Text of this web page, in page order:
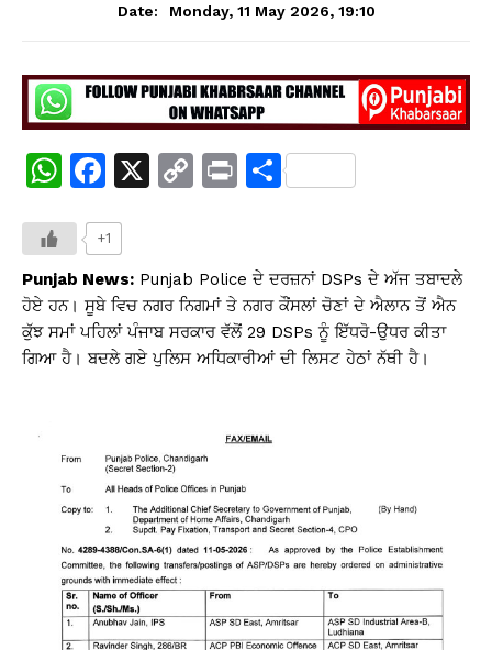
Date:
Monday, 11 May 2026, 19:10
W
at
s
A
p
F
c
e
b
o
X
C
y
Li
n
Pr S
e
+1
Punjab News: Punjab Police ਦੇ ਦਰਜ਼ਨਾਂ DSPs ਦੇ ਅੱਜ ਤਬਾਦਲੇ
ਹੋਏ ਹਨ। ਸੂਬੇ ਵਿਚ ਨਗਰ ਨਿਗਮਾਂ ਤੇ ਨਗਰ ਕੌਂਸਲਾਂ ਚੋਣਾਂ ਦੇ ਐਲਾਨ ਤੋਂ ਐਨ
ਕੁੱਝ ਸਮਾਂ ਪਹਿਲਾਂ ਪੰਜਾਬ ਸਰਕਾਰ ਵੱਲੋਂ 29 DSPs ਨੂੰ ਇੱਧਰੋ-ਉਧਰ ਕੀਤਾ
ਗਿਆ ਹੈ। ਬਦਲੇ ਗਏ ਪੁਲਿਸ ਅਧਿਕਾਰੀਆਂ ਦੀ ਲਿਸਟ ਹੇਠਾਂ ਨੱਥੀ ਹੈ।